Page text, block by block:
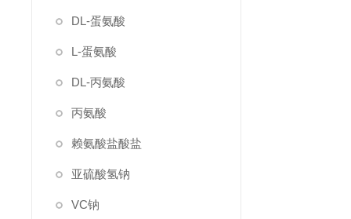
DL-蛋氨酸
L-蛋氨酸
DL-丙氨酸
丙氨酸
赖氨酸盐酸盐
亚硫酸氢钠
VC钠